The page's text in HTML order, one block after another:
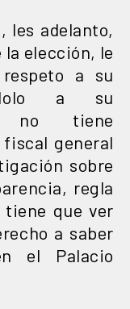
les adelanto,
la elección, le
a su
a su
no tiene
general
sobre
regla
tiene que ver
a saber
el Palacio